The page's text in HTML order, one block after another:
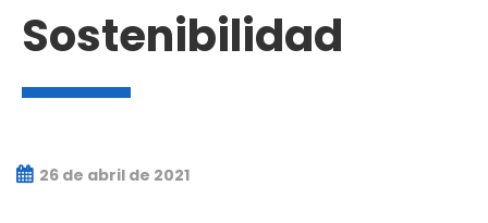
Sostenibilidad
26 de abril de 2021